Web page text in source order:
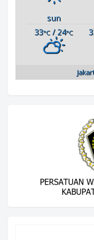
sun
33°C / 24°C